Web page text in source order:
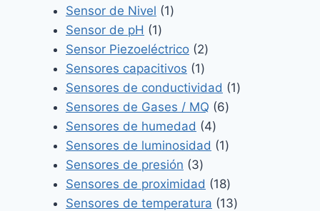
Sensor de Nivel 11
Sensor de pH 11
producto
Sensor Piezoeléctrico 22
productos
Sensores capacitivos 11
producto
Sensores de conductividad 11
Sensores de Gases / MQ 66
Sensores de humedad 44
productos
Sensores de luminosidad 11
Sensores de presión 33
productos
Sensores de proximidad 1818
productos
Sensores de temperatura 1313